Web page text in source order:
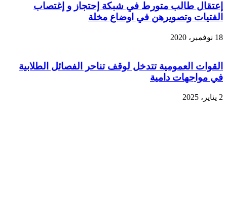
إعتقال طالب متورط في شبكة إحتجاز و إغتصاب
الفتيات وتصويرهن في اوضاع مخلة
18 نوفمبر، 2020
القوات العمومية تتدخل لوقف تناحر الفصائل الطلابية
في مواجهات دامية
2 يناير، 2025